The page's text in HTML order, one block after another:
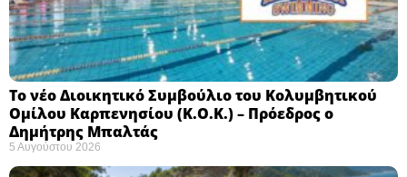
Το νέο Διοικητικό Συμβούλιο του Κολυμβητικού
Ομίλου Καρπενησίου (Κ.Ο.Κ.) – Πρόεδρος ο
Δημήτρης Μπαλτάς
5 Αυγούστου 2026